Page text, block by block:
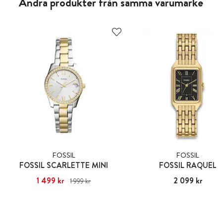
FOSSIL
FOSSIL SCARLETTE MINI
Nuvarande pris:1 499 krTidigare
1 499 kr 1 999 kr
FOSSIL
FOSSIL RAQUEL
Pris :2 099 kr
2 099 kr